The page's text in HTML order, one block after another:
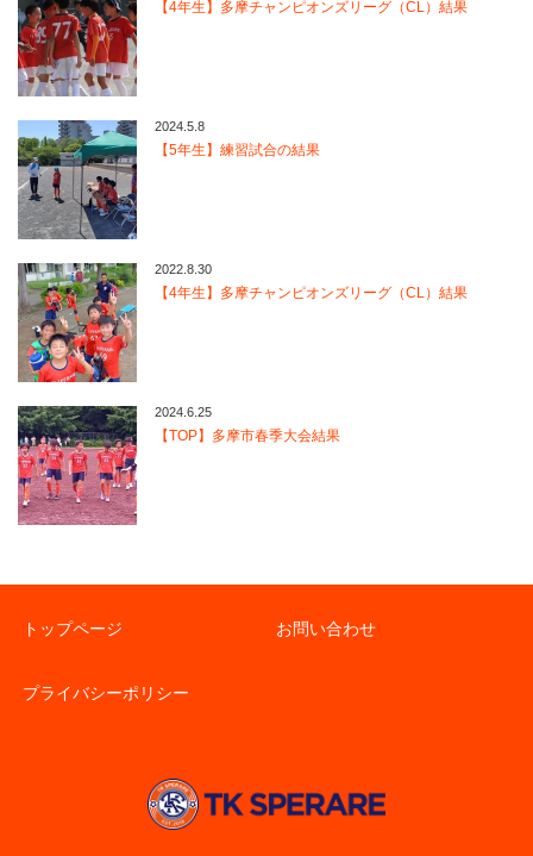
【4年生】多摩チャンピオンズリーグ（CL）結果
2024.5.8
【5年生】練習試合の結果
2022.8.30
【4年生】多摩チャンピオンズリーグ（CL）結果
2024.6.25
【TOP】多摩市春季大会結果
トップページ お問い合わせ
プライバシーポリシー